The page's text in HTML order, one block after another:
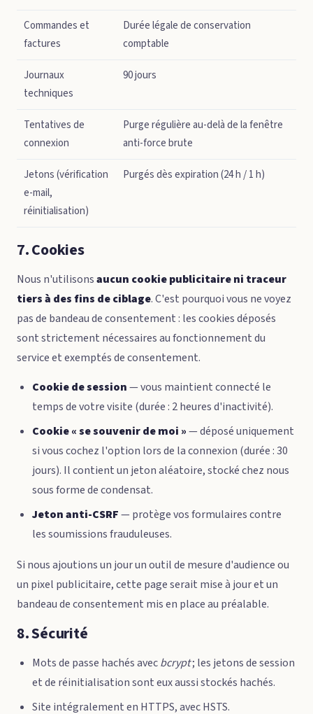
Commandes et
factures
Durée légale de conservation
comptable
Journaux
techniques
90 jours
Tentatives de
connexion
Purge régulière au-delà de la fenêtre
anti-force brute
Jetons (vérification
e-mail,
réinitialisation)
Purgés dès expiration (24 h / 1 h)
7. Cookies
Nous n'utilisonsaucun cookie publicitaire ni traceur
tiers à des fins de ciblage. C'est pourquoi vous ne voyez
pas de bandeau de consentement : les cookies déposés
sont strictement nécessaires au fonctionnement du
service et exemptés de consentement.
Cookie de session— vous maintient connecté le
temps de votre visite (durée : 2 heures d'inactivité).
Cookie « se souvenir de moi »— déposé uniquement
si vous cochez l'option lors de la connexion (durée : 30
jours). Il contient un jeton aléatoire, stocké chez nous
sous forme de condensat.
Jeton anti-CSRF— protège vos formulaires contre
les soumissions frauduleuses.
Si nous ajoutions un jour un outil de mesure d'audience ou
un pixel publicitaire, cette page serait mise à jour et un
bandeau de consentement mis en place au préalable.
8. Sécurité
Mots de passe hachés avecbcrypt; les jetons de session
et de réinitialisation sont eux aussi stockés hachés.
Site intégralement en HTTPS, avec HSTS.